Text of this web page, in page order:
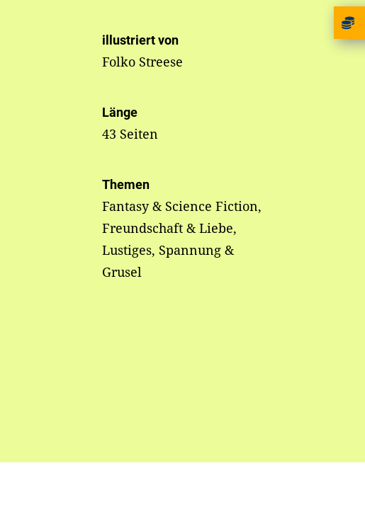
illustriert von
Folko Streese
Länge
43 Seiten
Themen
Fantasy & Science Fiction,
Freundschaft & Liebe,
Lustiges, Spannung &
Grusel